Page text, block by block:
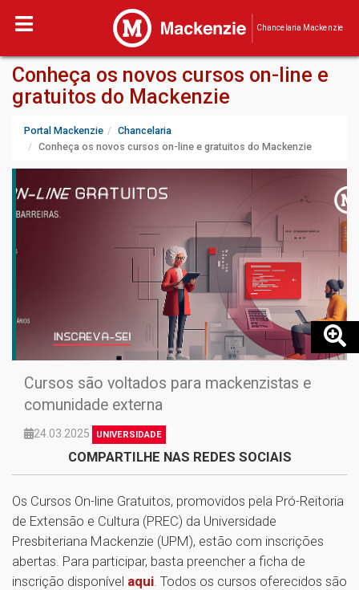
Chancelaria Mackenzie
Conheça os novos cursos on-line e
gratuitos do Mackenzie
Portal Mackenzie
Chancelaria
Conheça os novos cursos on-line e gratuitos do Mackenzie
Cursos são voltados para mackenzistas e
comunidade externa
24.03.2025 UNIVERSIDADE
COMPARTILHE NAS REDES SOCIAIS
Os Cursos On-line Gratuitos, promovidos pela Pró-Reitoria
de Extensão e Cultura (PREC) da Universidade
Presbiteriana Mackenzie (UPM), estão com inscrições
abertas. Para participar, basta preencher a ficha de
inscrição disponível aqui . Todos os cursos oferecidos são